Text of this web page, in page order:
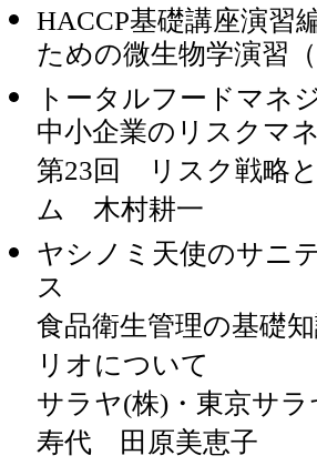
HACCP基礎講座演習
ための微生物学演習
トータルフードマネ
中小企業のリスクマ
第23回 リスク戦略
ム 木村耕一
ヤシノミ天使のサニ
ス
食品衛生管理の基
リオについて
サラヤ(株)・東京サ
寿代 田原美恵子